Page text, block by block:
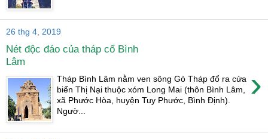
26 thg 4, 2019
Nét độc đáo của tháp cổ Bình
Lâm
›
Tháp Bình Lâm nằm ven sông Gò Tháp đổ ra cửa
biển Thị Nại thuộc xóm Long Mai (thôn Bình Lâm,
xã Phước Hòa, huyện Tuy Phước, Bình Định).
Ngườ...